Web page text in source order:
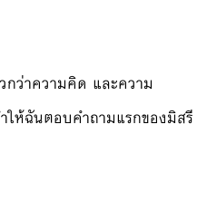
ว่าความคิด และความ
ห้ฉันตอบคำถามแรกของมิสรี